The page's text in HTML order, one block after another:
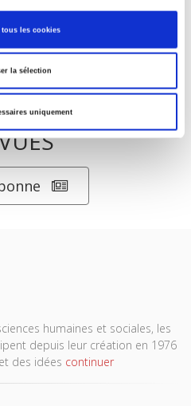
les cookies
la sélection
uniquementÀ NOS
humaines et sociales, les
depuis leur création en 1976
des idées continuer